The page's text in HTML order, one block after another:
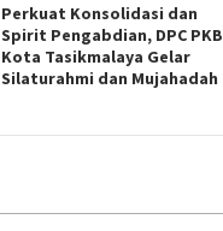
Perkuat Konsolidasi dan
Spirit Pengabdian, DPC PKB
Kota Tasikmalaya Gelar
Silaturahmi dan Mujahadah